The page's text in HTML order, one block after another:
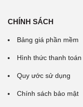
CHÍNH SÁCH
Bảng giá phần mềm
Hình thức thanh toán
Quy ước sử dụng
Chính sách bảo mật